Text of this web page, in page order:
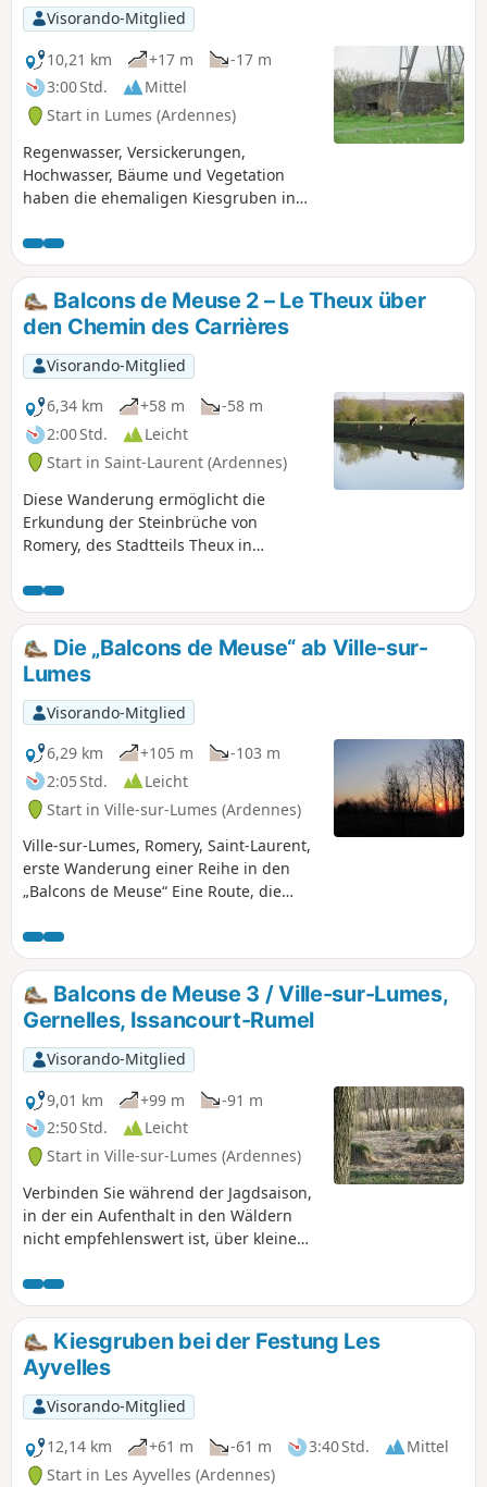
Visorando-Mitglied
10,21 km
+17 m
-17 m
3:00 Std.
Mittel
Start in Lumes (Ardennes)
Regenwasser, Versickerungen,
Hochwasser, Bäume und Vegetation
haben die ehemaligen Kiesgruben in
verwandelt, in einem Labyrinth von
Wegen, die an Teichen entlangführen,
von denen einer schöner ist als der
andere, entlang der Maas mit sehr
schönen Landschaften im Hintergrund
und dem friedlichen Rauschen der
menschlichen Aktivitäten in der
Umgebung.
Balcons de Meuse 2 – Le Theux über
den Chemin des Carrières
Visorando-Mitglied
6,34 km
+58 m
-58 m
2:00 Std.
Leicht
Start in Saint-Laurent (Ardennes)
Diese Wanderung ermöglicht die
Erkundung der Steinbrüche von
Romery, des Stadtteils Theux in
zukünftigen „Voie Verte“, einem
Programm zur Gestaltung der Maasufer.
Sie lässt sich mit der vorherigen
Wanderung ab Ville-sur-Lumes
verbinden.
Die „Balcons de Meuse“ ab Ville-sur-
Lumes
Visorando-Mitglied
6,29 km
+105 m
-103 m
2:05 Std.
Leicht
Start in Ville-sur-Lumes (Ardennes)
Ville-sur-Lumes, Romery, Saint-Laurent,
erste Wanderung einer Reihe in den
„Balcons de Meuse“ Eine Route, die
über Pfade und Wiesenwege führt und
an Steinbrüchen vorbeiführt.
Balcons de Meuse 3 / Ville-sur-Lumes,
Gernelles, Issancourt-Rumel
Visorando-Mitglied
9,01 km
+99 m
-91 m
2:50 Std.
Leicht
Start in Ville-sur-Lumes (Ardennes)
Verbinden Sie während der Jagdsaison,
in der ein Aufenthalt in den Wäldern
nicht empfehlenswert ist, über kleine
Meuse“. Diese Route ist sehr angenehm
und ermöglicht es Ihnen, besondere
Orte zu entdecken. Sie lässt sich mit der
Wanderung Nr. 1 verbinden, die sie
verlängern würde.
Kiesgruben bei der Festung Les
Ayvelles
Visorando-Mitglied
12,14 km
+61 m -61 m 3:40 Std.
Mittel
Start in Les Ayvelles (Ardennes)